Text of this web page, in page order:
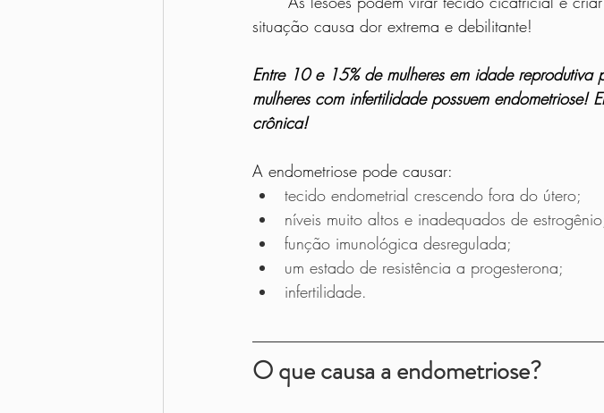
situação causa dor extrema e debilitante!
Entre 10 e 15% de mulheres em idade reprodutiva
mulheres com infertilidade possuem
crônica!
A endometriose pode causar:
tecido endometrial crescendo fora do útero;
níveis muito altos e inadequados de
função imunológica desregulada;
um estado de resistência a progesterona;
infertilidade.
O que causa a endometriose?